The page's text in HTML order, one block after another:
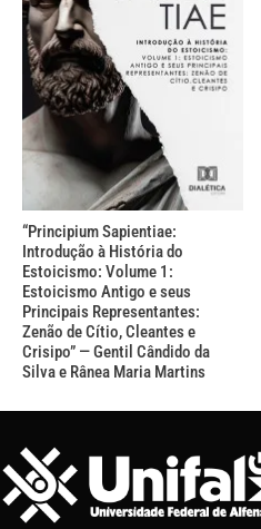
“Principium Sapientiae:
Introdução à História do
Estoicismo: Volume 1:
Estoicismo Antigo e seus
Principais Representantes:
Zenão de Cítio, Cleantes e
Crisipo” — Gentil Cândido da
Silva e Rânea Maria Martins